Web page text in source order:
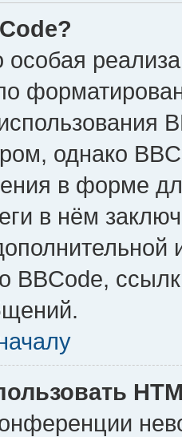
особая
однако
в форме
в нём
BBCode,